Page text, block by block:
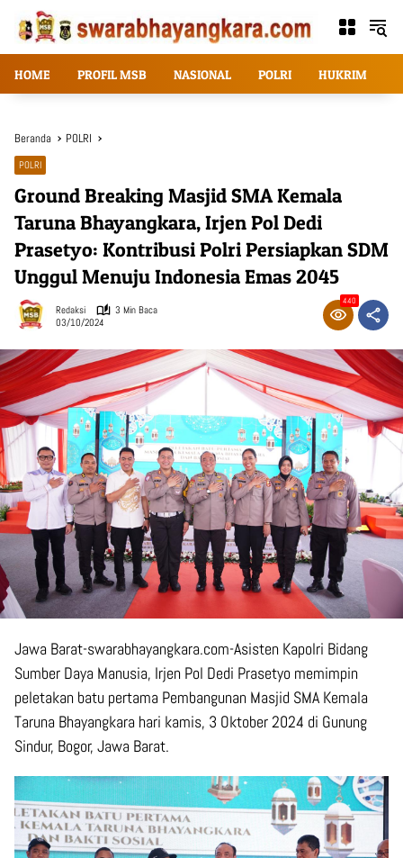
Langsung
konten
HOME PROFIL MSB NASIONAL POLRI HUKRIM
Beranda POLRI
POLRI
Ground Breaking Masjid SMA Kemala
Taruna Bhayangkara, Irjen Pol Dedi
Prasetyo: Kontribusi Polri Persiapkan SDM
Unggul Menuju Indonesia Emas 2045
Redaksi
3 Min Baca
03/10/2024
440
Jawa Barat-swarabhayangkara.com-Asisten Kapolri Bidang
Sumber Daya Manusia, Irjen Pol Dedi Prasetyo memimpin
peletakan batu pertama Pembangunan Masjid SMA Kemala
Taruna Bhayangkara hari kamis, 3 Oktober 2024 di Gunung
Sindur, Bogor, Jawa Barat.